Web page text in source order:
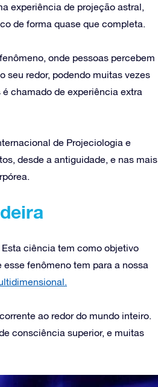
experiência de projeção astral,
de forma quase que completa.
onde pessoas percebem
seu redor, podendo muitas vezes
chamado de experiência extra
de Projeciologia e
desde a antiguidade, e nas mais
ciência tem como objetivo
fenômeno tem para a nossa
ao redor do mundo inteiro.
consciência superior, e muitas